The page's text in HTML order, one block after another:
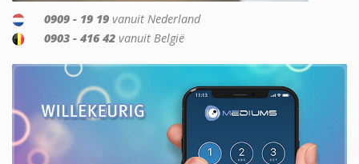
0909 - 19 19 vanuit Nederland
0903 - 416 42 vanuit België